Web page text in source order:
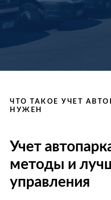
ЧТО ТАКОЕ УЧЕТ
НУЖЕН
Учет
методы и
управления